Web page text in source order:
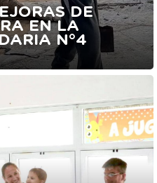
DE
EN LA
N°4